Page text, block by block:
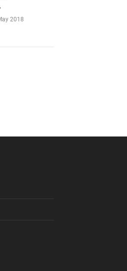
2018